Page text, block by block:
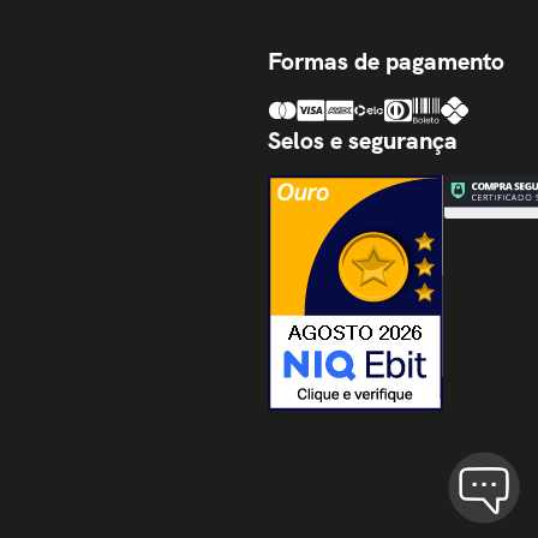
Formas de pagamento
Selos e segurança